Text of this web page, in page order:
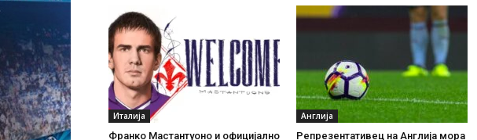
Италија
Франко Мастантуоно и официјално
Англија
Репрезентативец на Англија мора